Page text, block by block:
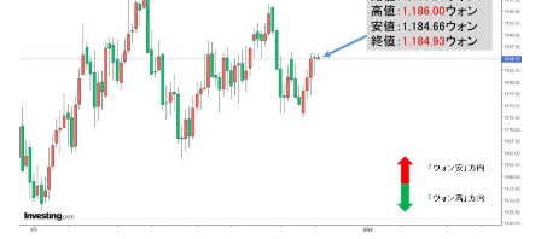
『Money1』
韓国「2026年07月の輸出入」絶好調。半導
体だけで410億ドル、輸出全体の41％もある
『Money1』
韓国･李在明「青年層の雇用状況が悪い。せ
や、若者に起業させよう」⇒ どんな雇用対策だソレ。
『Money1』
【韓国の外貨準備】2026年07月は4,279億ド
ル。外平債の発行「19.4億ドル」
『Money1』
韓国「ここは北朝鮮なのか。選管がサーバ